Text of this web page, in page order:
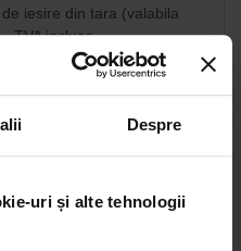
Despre
uri și alte tehnologii
iesire din tara (valabila
TVA inclusa.
SHARE